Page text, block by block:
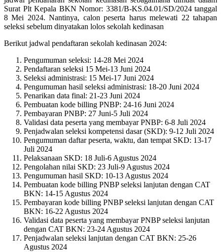
Surat Plt Kepala BKN Nomor: 3381/B-KS.04.01/SD/2024 tanggal
8 Mei 2024. Nantinya, calon peserta harus melewati 22 tahapan
seleksi sebelum dinyatakan lolos sekolah kedinasan
Berikut jadwal pendaftaran sekolah kedinasan 2024:
Pengumuman seleksi: 14-28 Mei 2024
Pendaftaran seleksi 15 Mei-13 Juni 2024
Seleksi administrasi: 15 Mei-17 Juni 2024
Pengumuman hasil seleksi administrasi: 18-20 Juni 2024
Penarikan data final: 21-23 Juni 2024
Pembuatan kode billing PNBP: 24-16 Juni 2024
Pembayaran PNBP: 27 Juni-5 Juli 2024
Validasi data peserta yang membayar PNBP: 6-8 Juli 2024
Penjadwalan seleksi kompetensi dasar (SKD): 9-12 Juli 2024
Pengumuman daftar peserta, waktu, dan tempat SKD: 13-17
Juli 2024
Pelaksanaan SKD: 18 Juli-6 Agustus 2024
Pengolahan nilai SKD: 23 Juli-9 Agustus 2024
Pengumuman hasil SKD: 10-13 Agustus 2024
Pembuatan kode billing PNBP seleksi lanjutan dengan CAT
BKN: 14-15 Agustus 2024
Pembayaran kode billing PNBP seleksi lanjutan dengan CAT
BKN: 16-22 Agustus 2024
Validasi data peserta yang membayar PNBP seleksi lanjutan
dengan CAT BKN: 23-24 Agustus 2024
Penjadwalan seleksi lanjutan dengan CAT BKN: 25-26
Agustus 2024